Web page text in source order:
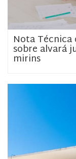
Nota Técnica
sobre alvará
mirins